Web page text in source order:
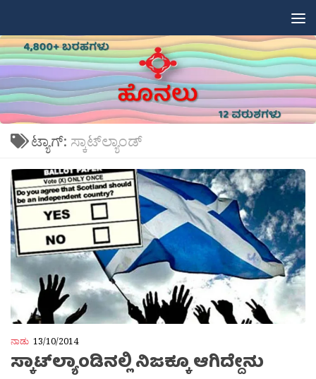
ಟ್ಯಾಗ್: ಸ್ಕಾಟ್‍ಲ್ಯಾಂಡ್
ನಾಡು 13/10/2014
ಸ್ಕಾಟ್‍ಲ್ಯಾಂಡಿನಲ್ಲಿ ನಿಜಕ್ಕೂ ಆಗಿದ್ದೇನು